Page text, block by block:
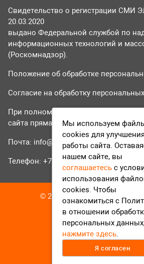
Свидетельство о регистрации СМИ
20.03.2020
выдано Федеральной службой по
информационных технологий и
(Роскомнадзор).
Положение об обработке
Согласие на обработку
При полном или частичном
сайта прямая гиперссылка на tvr24.tv
Почта: info@tvr24.tv
Телефон: +7 (496) 551-04-95
© 2016-2023 ТВР24 Все
Мы используем
cookies для улучшения
работы сайта.
нашем сайте, вы
соглашаетесь с
использования
cookies. Чтобы
ознакомиться с
в отношении
персональных
нажмите здесь.
Я согласен